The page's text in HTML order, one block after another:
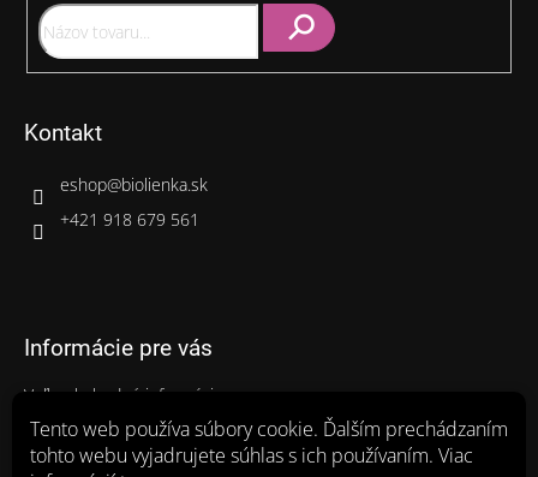
Tento web používa súbory cookie. Ďalším prechádzaním
tohto webu vyjadrujete súhlas s ich používaním. Viac
Kontakt
eshop@biolienka.sk
+421 918 679 561
Informácie pre vás
Veľkoobchodné informácie
Gastro balenia
Ako nakupovať